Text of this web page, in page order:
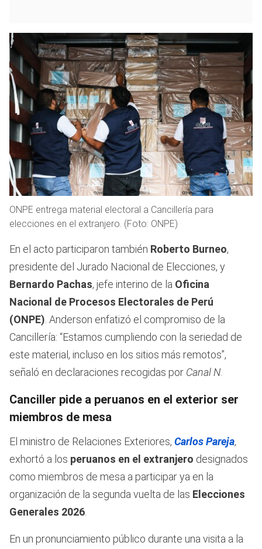
ONPE entrega material electoral a Cancillería para
elecciones en el extranjero. (Foto: ONPE)
En el acto participaron también Roberto Burneo,
presidente del Jurado Nacional de Elecciones, y
Bernardo Pachas, jefe interino de la Oficina
Nacional de Procesos Electorales de Perú
(ONPE) . Anderson enfatizó el compromiso de la
Cancillería: “Estamos cumpliendo con la seriedad de
este material, incluso en los sitios más remotos”,
señaló en declaraciones recogidas por Canal N
Canciller pide a peruanos en el exterior ser
miembros de mesa
El ministro de Relaciones Exteriores, Carlos Pareja,
exhortó a los peruanos en el extranjero designados
como miembros de mesa a participar ya en la
organización de la segunda vuelta de las Elecciones
Generales 2026
En un pronunciamiento público durante una visita a la